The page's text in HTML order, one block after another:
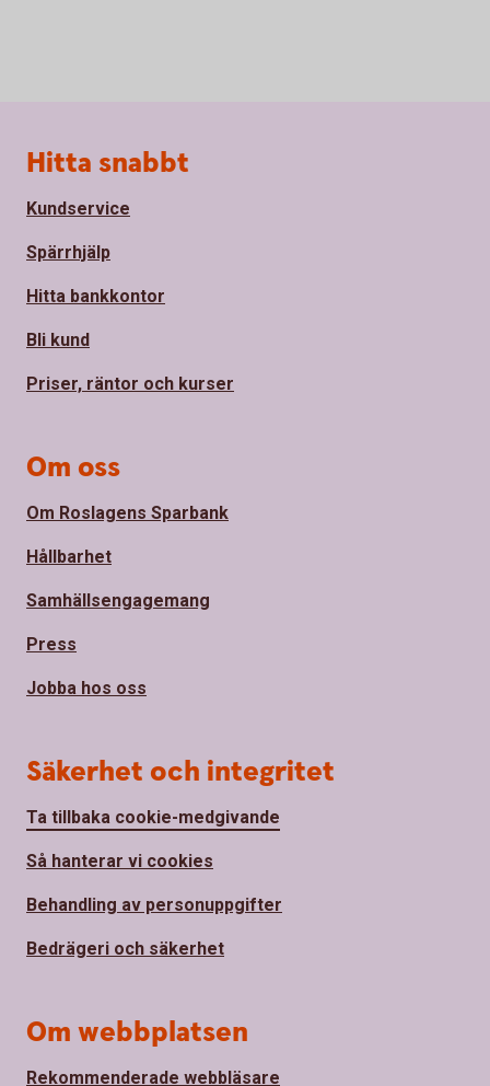
Sidfot
Hitta snabbt
Kundservice
Spärrhjälp
Hitta bankkontor
Bli kund
Priser, räntor och kurser
Om oss
Om Roslagens Sparbank
Hållbarhet
Samhällsengagemang
Press
Jobba hos oss
Säkerhet och integritet
Ta tillbaka cookie-medgivande
Så hanterar vi cookies
Behandling av personuppgifter
Bedrägeri och säkerhet
Om webbplatsen
Rekommenderade webbläsare